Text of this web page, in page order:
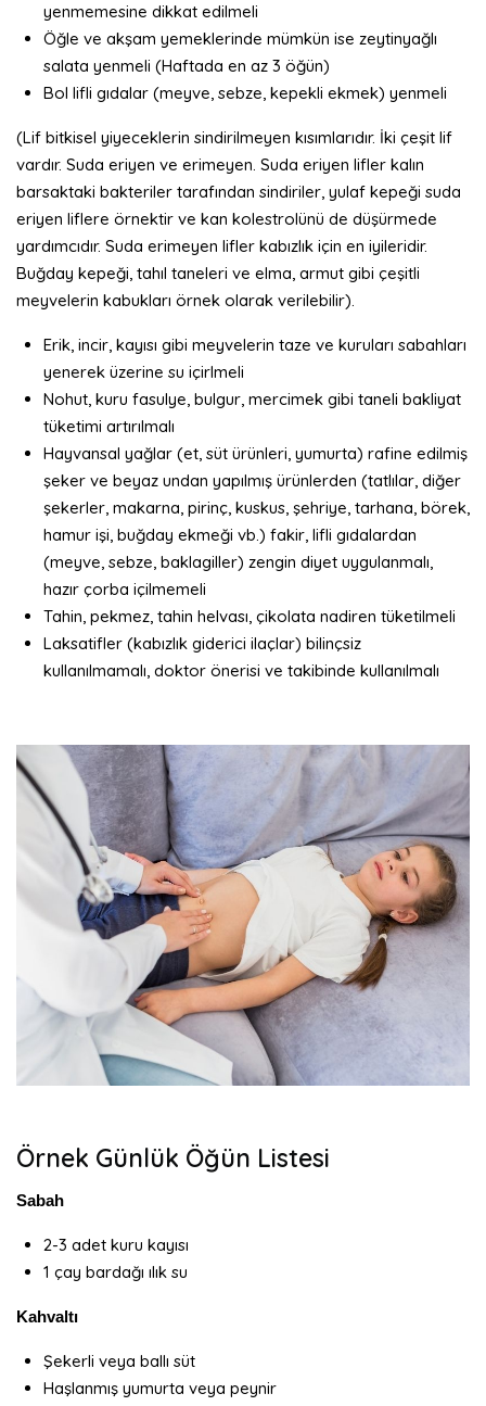
yenmemesine dikkat edilmeli
Öğle ve akşam yemeklerinde mümkün ise zeytinyağlı
salata yenmeli (Haftada en az 3 öğün)
Bol lifli gıdalar (meyve, sebze, kepekli ekmek) yenmeli
(Lif bitkisel yiyeceklerin sindirilmeyen kısımlarıdır. İki çeşit lif
vardır. Suda eriyen ve erimeyen. Suda eriyen lifler kalın
barsaktaki bakteriler tarafından sindiriler, yulaf kepeği suda
eriyen liflere örnektir ve kan kolestrolünü de düşürmede
yardımcıdır. Suda erimeyen lifler kabızlık için en iyileridir.
Buğday kepeği, tahıl taneleri ve elma, armut gibi çeşitli
meyvelerin kabukları örnek olarak verilebilir).
Erik, incir, kayısı gibi meyvelerin taze ve kuruları sabahları
yenerek üzerine su içirlmeli
Nohut, kuru fasulye, bulgur, mercimek gibi taneli bakliyat
tüketimi artırılmalı
Hayvansal yağlar (et, süt ürünleri, yumurta) rafine edilmiş
şeker ve beyaz undan yapılmış ürünlerden (tatlılar, diğer
şekerler, makarna, pirinç, kuskus, şehriye, tarhana, börek,
hamur işi, buğday ekmeği vb.) fakir, lifli gıdalardan
(meyve, sebze, baklagiller) zengin diyet uygulanmalı,
hazır çorba içilmemeli
Tahin, pekmez, tahin helvası, çikolata nadiren tüketilmeli
Laksatifler (kabızlık giderici ilaçlar) bilinçsiz
kullanılmamalı, doktor önerisi ve takibinde kullanılmalı
Örnek Günlük Öğün Listesi
Sabah
2-3 adet kuru kayısı
1 çay bardağı ılık su
Kahvaltı
Şekerli veya ballı süt
Haşlanmış yumurta veya peynir